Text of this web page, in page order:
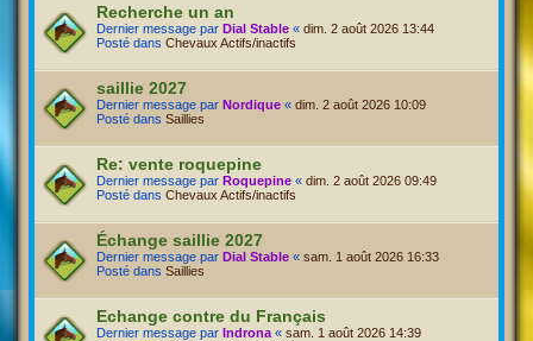
Recherche un an
Dernier message par Dial Stable « dim. 2 août 2026 13:44
Posté dans Chevaux Actifs/inactifs
saillie 2027
Dernier message par Nordique « dim. 2 août 2026 10:09
Posté dans Saillies
Re: vente roquepine
Dernier message par Roquepine « dim. 2 août 2026 09:49
Posté dans Chevaux Actifs/inactifs
Échange saillie 2027
Dernier message par Dial Stable « sam. 1 août 2026 16:33
Posté dans Saillies
Echange contre du Français
Dernier message par Indrona « sam. 1 août 2026 14:39